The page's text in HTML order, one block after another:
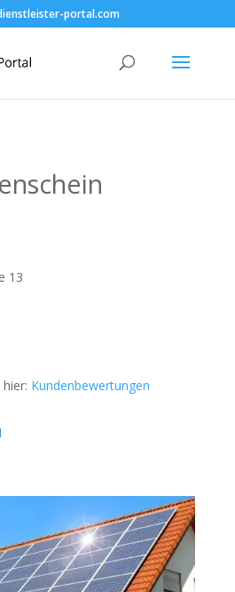
portal.com
13
Kundenbewertungen